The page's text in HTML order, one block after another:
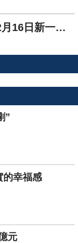
此輪雨雪天氣今天陸續結束 2月16日新一輪雨雪天氣又要來
”
的幸福感
元